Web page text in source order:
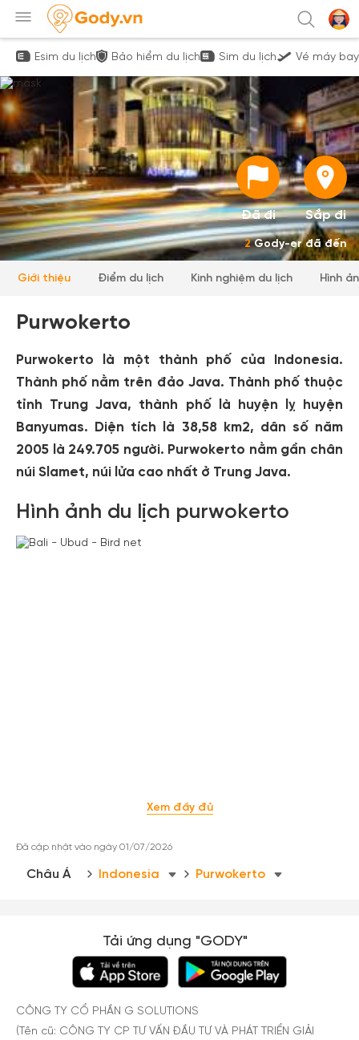
Esim du lịch Bảo hiểm du lịch Sim du lịch Vé máy bay
Đã đi Sắp đi
2Gody-er đã đến
Giới thiệu Điểm du lịch Kinh nghiệm du lịch Hình
Purwokerto
Purwokerto là một thành phố của Indonesia.
Thành phố nằm trên đảo Java. Thành phố thuộc
tỉnh Trung Java, thành phố là huyện lỵ huyện
Banyumas. Diện tích là 38,58 km2, dân số năm
2005 là 249.705 người. Purwokerto nằm gần chân
núi Slamet, núi lửa cao nhất ở Trung Java.
Hình ảnh du lịch purwokerto
Xem đầy đủ
Đã cập nhật vào ngày 01/07/2026
Châu Á Indonesia Purwokerto
Tải ứng dụng "GODY"
CÔNG TY CỔ PHẦN G SOLUTIONS
(Tên cũ: CÔNG TY CP TƯ VẤN ĐẦU TƯ VÀ PHÁT TRIỂN GIẢI